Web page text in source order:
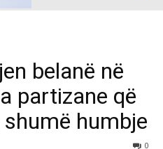
belanë në
partizane që
humbje
0